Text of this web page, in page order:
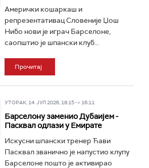
Амерички кошаркаш и
репрезентативац Словеније Џош
Нибо нови је играч Барселоне,
саопштио је шпански клуб...
Прочитај
УТОРАК, 14. ЈУЛ 2026, 18:15 -> 16:11
Барселону заменио Дубаијем -
Пасквал одлази у Емирате
Искусни шпански тренер Ћави
Пасквал званично је напустио клупу
Барселоне пошто је активирао